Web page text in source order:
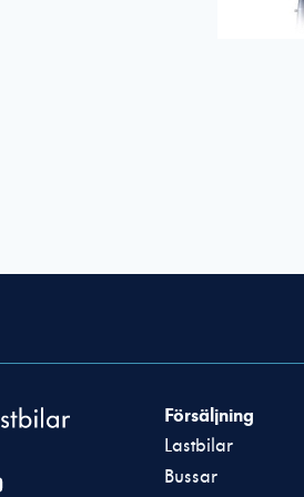
Försäljning
Lastbilar
Bussar